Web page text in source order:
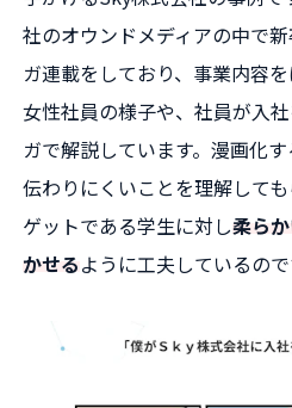
社のオウンドメディアの中で
ガ連載をしており、事業内容
女性社員の様子や、社員が入
ガで解説しています。漫画化
伝わりにくいことを理解して
ゲットである学生に対し柔ら
かせるように工夫しているので